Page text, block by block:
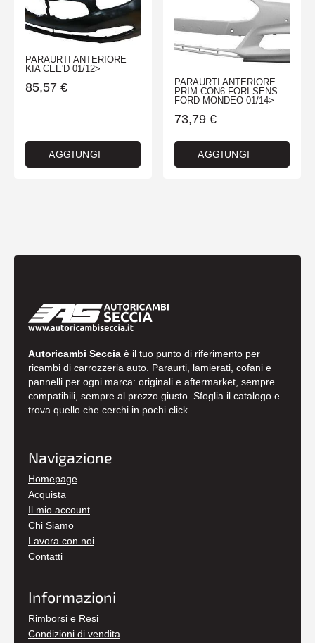
PARAURTI ANTERIORE
KIA CEE'D 01/12>
85,57 €
AGGIUNGI
PARAURTI ANTERIORE
PRIM CON6 FORI SENS
FORD MONDEO 01/14>
73,79 €
AGGIUNGI
Autoricambi Seccia è il tuo punto di riferimento per
ricambi di carrozzeria auto. Paraurti, lamierati, cofani e
pannelli per ogni marca: originali e aftermarket, sempre
compatibili, sempre al prezzo giusto. Sfoglia il catalogo e
trova quello che cerchi in pochi click.
Navigazione
Homepage
Acquista
Il mio account
Chi Siamo
Lavora con noi
Contatti
Informazioni
Rimborsi e Resi
Condizioni di vendita